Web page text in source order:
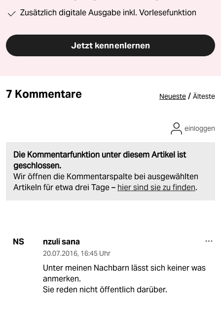
Zusätzlich digitale Ausgabe inkl. Vorlesefunktion
Jetzt kennenlernen
7 Kommentare Neueste / Älteste
Die Kommentarfunktion unter diesem Artikel ist
geschlossen.
Wir öffnen die Kommentarspalte bei ausgewählten
Artikeln für etwa drei Tage – hier sind sie zu finden.
einloggen
NS nzuli sana
20.07.2016, 16:45 Uhr
Unter meinen Nachbarn lässt sich keiner was
anmerken.
Sie reden nicht öffentlich darüber.